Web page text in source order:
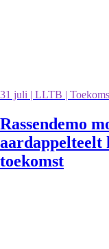
31 juli | LLTB |
Rassendemo
aardappelteelt
toekomst